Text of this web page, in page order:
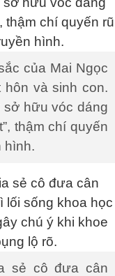
của Mai Ngọc
hôn và sinh con.
sở hữu vóc dáng
thậm chí quyến
hình.
sẻ cô đưa cân